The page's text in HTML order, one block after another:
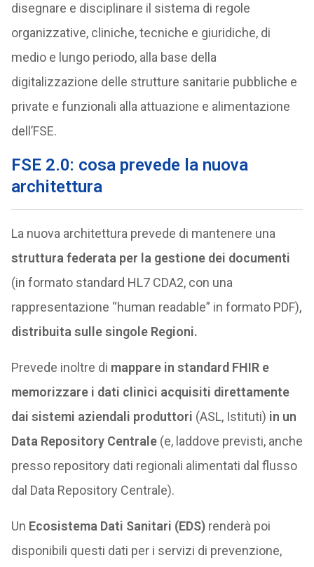
disegnare e disciplinare il sistema di regole
organizzative, cliniche, tecniche e giuridiche, di
medio e lungo periodo, alla base della
digitalizzazione delle strutture sanitarie pubbliche e
private e funzionali alla attuazione e alimentazione
dell’FSE.
FSE 2.0: cosa prevede la nuova
architettura
La nuova architettura prevede di mantenere una
struttura federata per la gestione dei documenti
(in formato standard HL7 CDA2, con una
rappresentazione “human readable” in formato PDF),
distribuita sulle singole Regioni.
Prevede inoltre di mappare in standard FHIR e
memorizzare i dati clinici acquisiti direttamente
dai sistemi aziendali produttori (ASL, Istituti) in un
Data Repository Centrale(e, laddove previsti, anche
presso repository dati regionali alimentati dal flusso
dal Data Repository Centrale).
Un Ecosistema Dati Sanitari (EDS)renderà poi
disponibili questi dati per i servizi di prevenzione,